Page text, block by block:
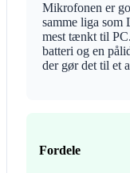
Mikrofonen er
samme liga som
mest tænkt til
batteri og en
der gør det til et
Fordele